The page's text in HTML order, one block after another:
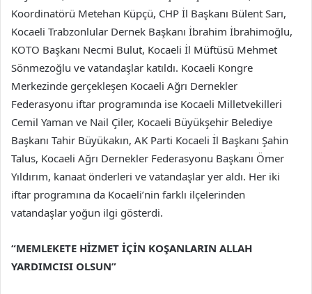
Koordinatörü Metehan Küpçü, CHP İl Başkanı Bülent Sarı,
Kocaeli Trabzonlular Dernek Başkanı İbrahim İbrahimoğlu,
KOTO Başkanı Necmi Bulut, Kocaeli İl Müftüsü Mehmet
Sönmezoğlu ve vatandaşlar katıldı. Kocaeli Kongre
Merkezinde gerçekleşen Kocaeli Ağrı Dernekler
Federasyonu iftar programında ise Kocaeli Milletvekilleri
Cemil Yaman ve Nail Çiler, Kocaeli Büyükşehir Belediye
Başkanı Tahir Büyükakın, AK Parti Kocaeli İl Başkanı Şahin
Talus, Kocaeli Ağrı Dernekler Federasyonu Başkanı Ömer
Yıldırım, kanaat önderleri ve vatandaşlar yer aldı. Her iki
iftar programına da Kocaeli’nin farklı ilçelerinden
vatandaşlar yoğun ilgi gösterdi.
“MEMLEKETE HİZMET İÇİN KOŞANLARIN ALLAH
YARDIMCISI OLSUN”